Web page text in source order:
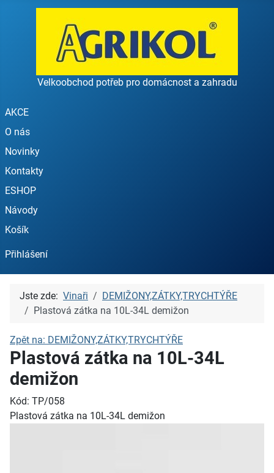
Velkoobchod potřeb pro domácnost a zahradu
AKCE
O nás
Novinky
Kontakty
ESHOP
Návody
Košík
Přihlášení
Jste zde: Vinaři
DEMIŽONY,ZÁTKY,TRYCHTÝŘE
Plastová zátka na 10L-34L demižon
Zpět na: DEMIŽONY,ZÁTKY,TRYCHTÝŘE
Plastová zátka na 10L-34L
demižon
Kód: TP/058
Plastová zátka na 10L-34L demižon